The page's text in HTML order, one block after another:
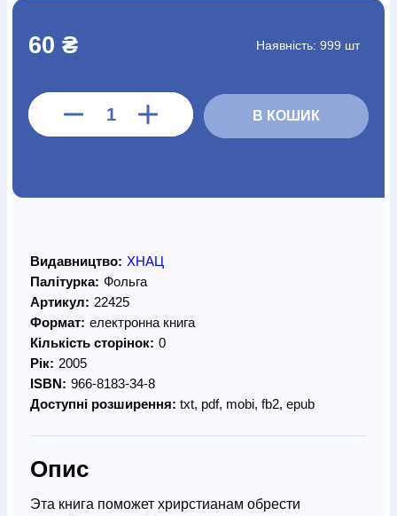
60 ₴ Наявність: 999 шт
В КОШИК
Видавництво: ХНАЦ
Палітурка: Фольга
Артикул: 22425
Формат: електронна книга
Кількість сторінок: 0
Рік: 2005
ISBN: 966-8183-34-8
Доступні розширення: txt, pdf, mobi, fb2, epub
Опис
Эта книга поможет хрирстианам обрести